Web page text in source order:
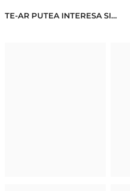
TE-AR PUTEA INTERESA SI...